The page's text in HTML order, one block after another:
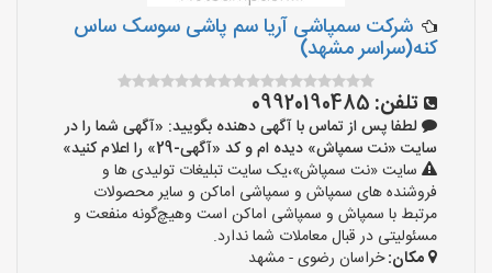
شرکت سمپاشی آریا سم پاشی سوسک ساس
کنه(سراسر مشهد)
تلفن: 09920190485
لطفا پس از تماس با آگهی دهنده بگویید: «آگهی شما را در
سایت «نت سمپاش» دیده ام و کد «آگهی-29» را اعلام کنید»
سایت «نت سمپاش»،یک سایت تبلیغات تولیدی ها و
فروشنده های سمپاش و سمپاشی اماکن و سایر محصولات
مرتبط با سمپاش و سمپاشی اماکن است وهیچ‌گونه منفعت و
مسئولیتی در قبال معاملات شما ندارد.
مکان:خراسان رضوی - مشهد